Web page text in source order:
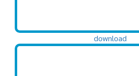
download